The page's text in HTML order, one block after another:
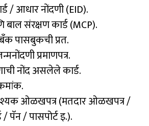
/ आधार नोंदणी (EID).
बाल संरक्षण कार्ड (MCP).
पासबुकची प्रत.
प्रमाणपत्र.
नोंद असलेले कार्ड.
ओळखपत्र (मतदार ओळखपत्र /
पॅन / पासपोर्ट इ.).